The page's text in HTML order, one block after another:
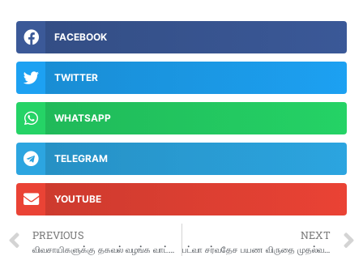
FACEBOOK
TWITTER
WHATSAPP
TELEGRAM
YOUTUBE
PREVIOUS NEXT
பட்வா சர்வதேச பயண விருதை முதல்வரிடம் காண்பித்து ஆசிபெற்ற அமைச்சர்